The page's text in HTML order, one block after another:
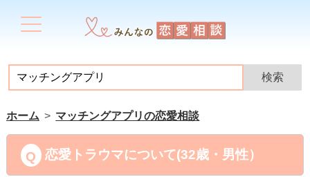
ホーム マッチングアプリの恋愛相談
恋愛トラウマについて(32歳・男性）